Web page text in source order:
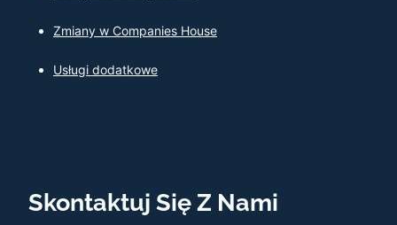
Zmiany w Companies House
Usługi dodatkowe
Skontaktuj Się Z Nami